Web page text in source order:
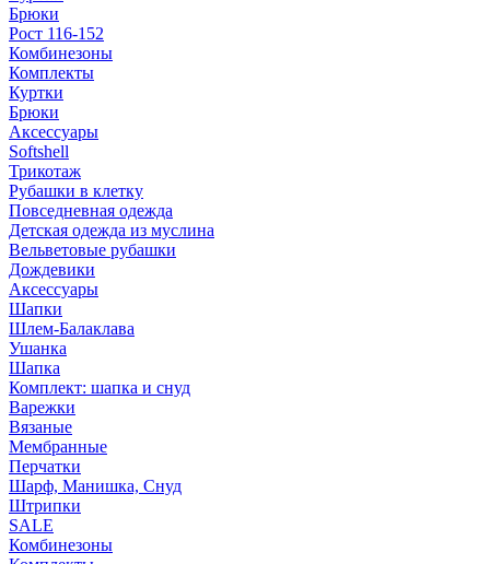
Брюки
Рост 116-152
Комбинезоны
Комплекты
Куртки
Брюки
Аксессуары
Softshell
Трикотаж
Рубашки в клетку
Повседневная одежда
Детская одежда из муслина
Вельветовые рубашки
Дождевики
Аксессуары
Шапки
Шлем-Балаклава
Ушанка
Шапка
Комплект: шапка и снуд
Варежки
Вязаные
Мембранные
Перчатки
Шарф, Манишка, Снуд
Штрипки
SALE
Комбинезоны